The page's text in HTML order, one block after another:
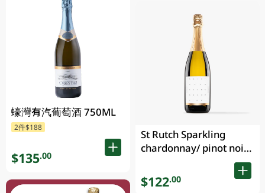
蠔灣有汽葡萄酒 750ML
2件$188
$135.00
St Rutch Sparkling
chardonnay/ pinot noir
$122.00